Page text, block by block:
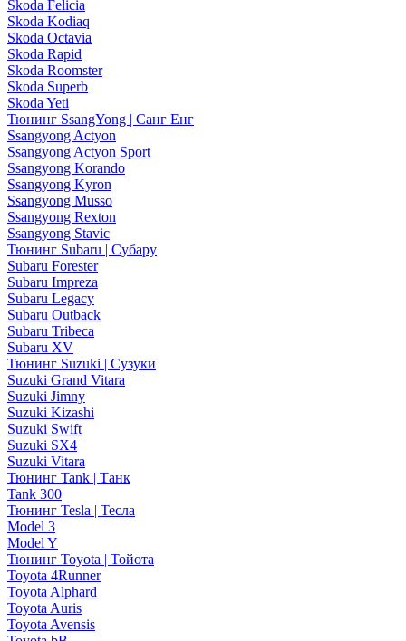
Skoda Felicia
Skoda Kodiaq
Skoda Octavia
Skoda Rapid
Skoda Roomster
Skoda Superb
Skoda Yeti
Тюнинг SsangYong | Санг Енг
Ssangyong Actyon
Ssangyong Actyon Sport
Ssangyong Korando
Ssangyong Kyron
Ssangyong Musso
Ssangyong Rexton
Ssangyong Stavic
Тюнинг Subaru | Субару
Subaru Forester
Subaru Impreza
Subaru Legacy
Subaru Outback
Subaru Tribeca
Subaru XV
Тюнинг Suzuki | Сузуки
Suzuki Grand Vitara
Suzuki Jimny
Suzuki Kizashi
Suzuki Swift
Suzuki SX4
Suzuki Vitara
Тюнинг Tank | Танк
Tank 300
Тюнинг Tesla | Тесла
Model 3
Model Y
Тюнинг Toyota | Тойота
Toyota 4Runner
Toyota Alphard
Toyota Auris
Toyota Avensis